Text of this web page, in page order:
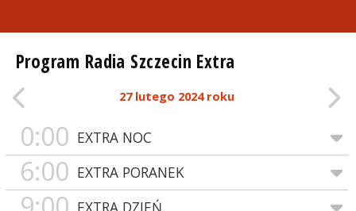
Program Radia Szczecin Extra
27 lutego 2024 roku
0:00 EXTRA NOC
6:00 EXTRA PORANEK
EXTRA DZIEŃ